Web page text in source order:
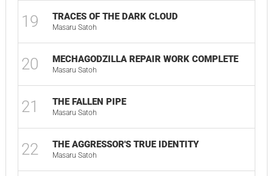
19 TRACES OF THE DARK CLOUD
Masaru Satoh
20 MECHAGODZILLA REPAIR WORK COMPLETE
Masaru Satoh
21 THE FALLEN PIPE
Masaru Satoh
22 THE AGGRESSOR'S TRUE IDENTITY
Masaru Satoh